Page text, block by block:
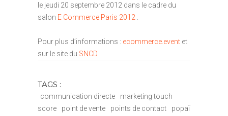
le jeudi 20 septembre 2012 dans le cadre du
salon E Commerce Paris 2012
Pour plus d’informations : ecommerce.event et
sur le site du SNCD
TAGS :
communication directe
marketing touch
score
point de vente points de contact
popaï